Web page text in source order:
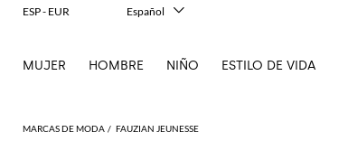
MARCAS DE MODA FAUZIAN JEUNESSE
MUJER HOMBRE NIÑO ESTILO DE VIDA
ESP - EUR
Español
Français
日本語